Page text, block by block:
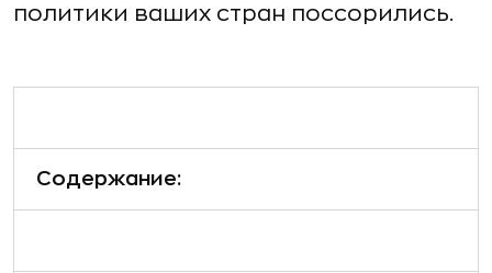
политики ваших стран поссорились.
Содержание: